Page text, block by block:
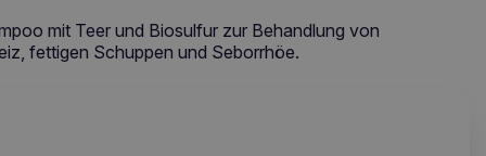
mit Teer und Biosulfur zur Behandlung von
fettigen Schuppen und Seborrhöe.